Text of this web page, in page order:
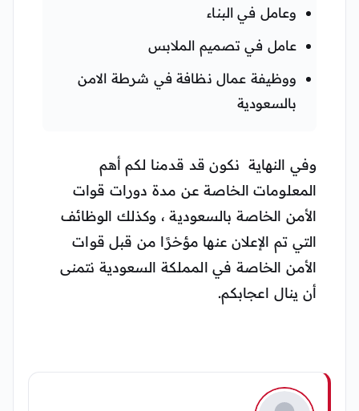
وعامل في البناء
عامل في تصميم الملابس
ووظيفة عمال نظافة في شرطة الامن
بالسعودية
وفي النهاية نكون قد قدمنا لكم أهم
المعلومات الخاصة عن مدة دورات قوات
الأمن الخاصة بالسعودية ، وكذلك الوظائف
التي تم الإعلان عنها مؤخرًا من قبل قوات
الأمن الخاصة في المملكة السعودية نتمنى
أن ينال اعجابكم.